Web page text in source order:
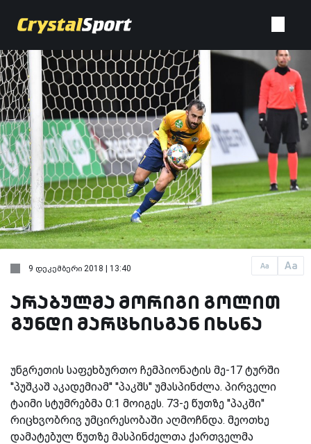
Aa Aa
9 დეკემბერი 2018 | 13:40
არაბულმა მორიგი გოლით
გუნდი მარცხისგან იხსნა
უნგრეთის საფეხბურთო ჩემპიონატის მე-17 ტურში
''პუშკაშ აკადემიამ'' ''პაკშს'' უმასპინძლა. პირველი
ტაიმი სტუმრებმა 0:1 მოიგეს. 73-ე წუთზე ''პაკში''
რიცხვობრივ უმცირესობაში აღმოჩნდა. მეოთხე
დამატებულ წუთზე მასპინძელთა ქართველმა